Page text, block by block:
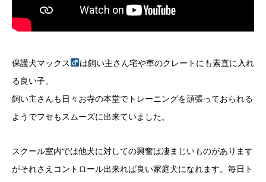
保護犬マックス
は飼い主さん宅や車のクレートにも素直に入れ
る良い子。
飼い主さんも日々お寺の本堂でトレーニングを頑張っておられる
ようでフセもスムーズに出来ていました。
スクール室内では他犬に対しての興奮は凄まじいものがあります
がそれさえコントロール出来れば良い家庭犬になれます。毎日ト